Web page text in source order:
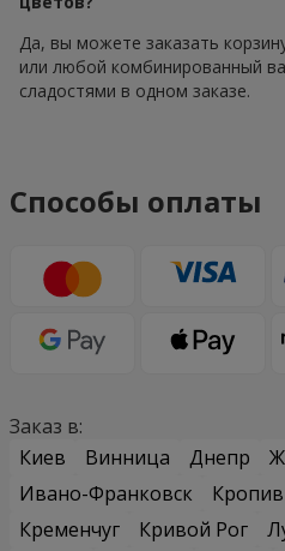
Да, вы можете заказать
или любой комбинированный
сладостями в одном заказе.
Способы оплаты
Заказ в:
Киев
Винница Днепр
Ивано-Франковск
Кременчуг
Кривой Рог